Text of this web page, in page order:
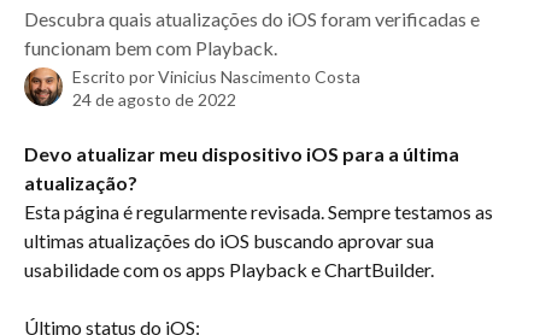
Descubra quais atualizações do iOS foram verificadas e
funcionam bem com Playback.
Escrito porVinicius Nascimento Costa
24 de agosto de 2022
Devo atualizar meu dispositivo iOS para a última
atualização?
Esta página é regularmente revisada. Sempre testamos as
ultimas atualizações do iOS buscando aprovar sua
usabilidade com os apps Playback e ChartBuilder.
Último status do iOS: